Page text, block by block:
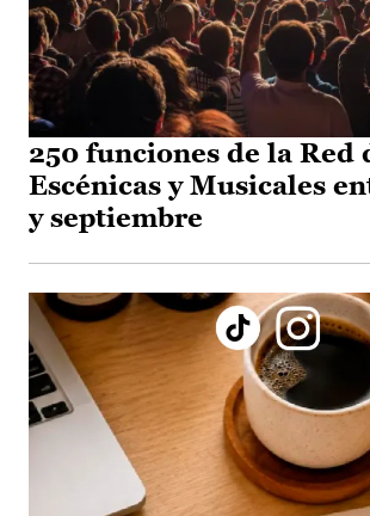
250 funciones de la Red
Escénicas y Musicales
y septiembre